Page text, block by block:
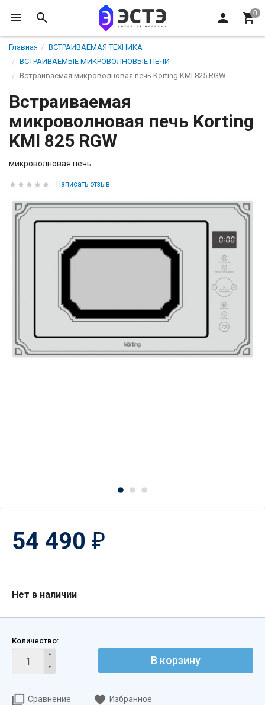
Главная
ВСТРАИВАЕМАЯ ТЕХНИКА
ВСТРАИВАЕМЫЕ МИКРОВОЛНОВЫЕ ПЕЧИ
Встраиваемая микроволновая печь Korting KMI 825 RGW
Встраиваемая
микроволновая печь Korting
KMI 825 RGW
микроволновая печь
Написать отзыв
54 490 ₽
Нет в наличии
Количество:
В корзину
Сравнение Избранное